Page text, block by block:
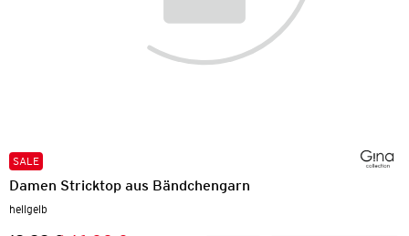
SALE
Damen Stricktop aus Bändchengarn
hellgelb